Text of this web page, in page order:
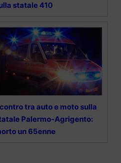
statale 410
tra auto e moto sulla
Palermo-Agrigento:
un 65enne